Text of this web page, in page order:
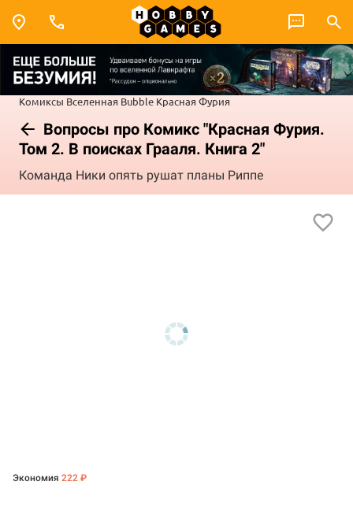
Комиксы Вселенная Bubble Красная Фурия
Вопросы про Комикс "Красная Фурия.
Том 2. В поисках Грааля. Книга 2"
Команда Ники опять рушат планы Риппе
Экономия 222 ₽